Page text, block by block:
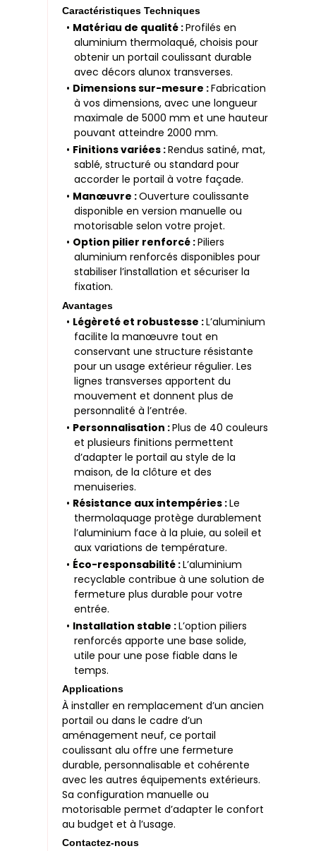
Caractéristiques Techniques
• Matériau de qualité :Profilés en
aluminium thermolaqué, choisis pour
obtenir un portail coulissant durable
avec décors alunox transverses.
• Dimensions sur-mesure :Fabrication
à vos dimensions, avec une longueur
maximale de 5000 mm et une hauteur
pouvant atteindre 2000 mm.
• Finitions variées :Rendus satiné, mat,
sablé, structuré ou standard pour
accorder le portail à votre façade.
• Manœuvre :Ouverture coulissante
disponible en version manuelle ou
motorisable selon votre projet.
• Option pilier renforcé :Piliers
aluminium renforcés disponibles pour
stabiliser l’installation et sécuriser la
fixation.
Avantages
• Légèreté et robustesse :L’aluminium
facilite la manœuvre tout en
conservant une structure résistante
pour un usage extérieur régulier. Les
lignes transverses apportent du
mouvement et donnent plus de
personnalité à l’entrée.
• Personnalisation :Plus de 40 couleurs
et plusieurs finitions permettent
d’adapter le portail au style de la
maison, de la clôture et des
menuiseries.
• Résistance aux intempéries :Le
thermolaquage protège durablement
l’aluminium face à la pluie, au soleil et
aux variations de température.
• Éco-responsabilité :L’aluminium
recyclable contribue à une solution de
fermeture plus durable pour votre
entrée.
• Installation stable :L’option piliers
renforcés apporte une base solide,
utile pour une pose fiable dans le
temps.
Applications
À installer en remplacement d’un ancien
portail ou dans le cadre d’un
aménagement neuf, ce portail
coulissant alu offre une fermeture
durable, personnalisable et cohérente
avec les autres équipements extérieurs.
Sa configuration manuelle ou
motorisable permet d’adapter le confort
au budget et à l’usage.
Contactez-nous